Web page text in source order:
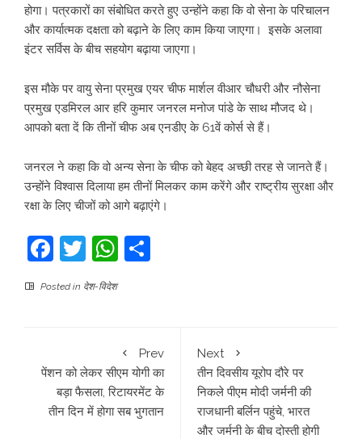
होगा। पत्रकारों का संबोधित करते हुए उन्‍होंने कहा कि वो सेना के परिचालन
और कार्यात्मक दक्षता को बढ़ाने के लिए काम किया जाएगा। इसके अलावा
इंटर सर्विस के बीच सहयोग बढ़ाया जाएगा।
इस मौके पर वायु सेना प्रमुख एयर चीफ मार्शल वीआर चौधरी और नौसेना
प्रमुख एडमिरल आर हरि कुमार जनरल मनोज पांडे के साथ मौजद थे।
आपको बता दें कि तीनों चीफ अब एनडीए के 61वें कोर्स से हैं।
जनरल ने कहा कि वो अन्‍य सेना के चीफ को बेहद अच्‍छी तरह से जानते हैं।
उन्‍होंने विश्वास दिलाया हम तीनों मिलकर काम करेंगे और राष्ट्रीय सुरक्षा और
रक्षा के लिए चीजों को आगे बढ़ाएंगे।
Facebook
TwitterWhatsApp
Posted in देश-विदेश
Prev
पेंशन को लेकर सीएम योगी का
बड़ा फैसला, रिटायरमेंट के
तीन दिन में होगा सब भुगतान
Next
तीन दिवसीय यूरोप दौरे पर
निकले पीएम मोदी जर्मनी की
राजधानी बर्लिन पहुंचे, भारत
और जर्मनी के बीच दोस्ती होगी